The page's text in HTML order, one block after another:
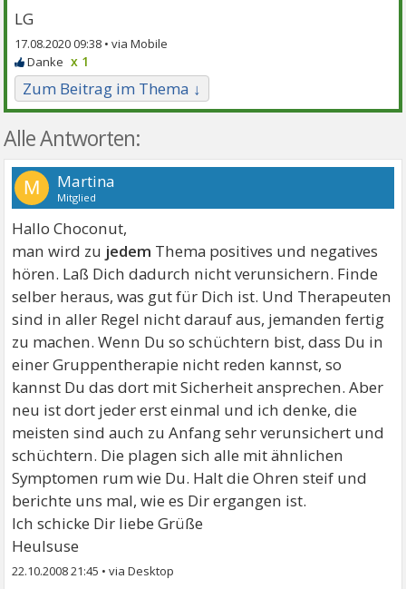
LG
17.08.2020 09:38 •
x 1
Zum Beitrag im Thema ↓
Alle Antworten:
M Martina
Mitglied
Hallo Choconut,
man wird zu jedem Thema positives und negatives
hören. Laß Dich dadurch nicht verunsichern. Finde
selber heraus, was gut für Dich ist. Und Therapeuten
sind in aller Regel nicht darauf aus, jemanden fertig
zu machen. Wenn Du so schüchtern bist, dass Du in
einer Gruppentherapie nicht reden kannst, so
kannst Du das dort mit Sicherheit ansprechen. Aber
neu ist dort jeder erst einmal und ich denke, die
meisten sind auch zu Anfang sehr verunsichert und
schüchtern. Die plagen sich alle mit ähnlichen
Symptomen rum wie Du. Halt die Ohren steif und
berichte uns mal, wie es Dir ergangen ist.
Ich schicke Dir liebe Grüße
Heulsuse
22.10.2008 21:45 •